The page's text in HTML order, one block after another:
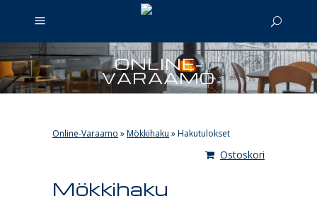
ONLINE-
VARAAMO
Online-Varaamo »Mökkihaku »Hakutulokset
Ostoskori
Mökkihaku